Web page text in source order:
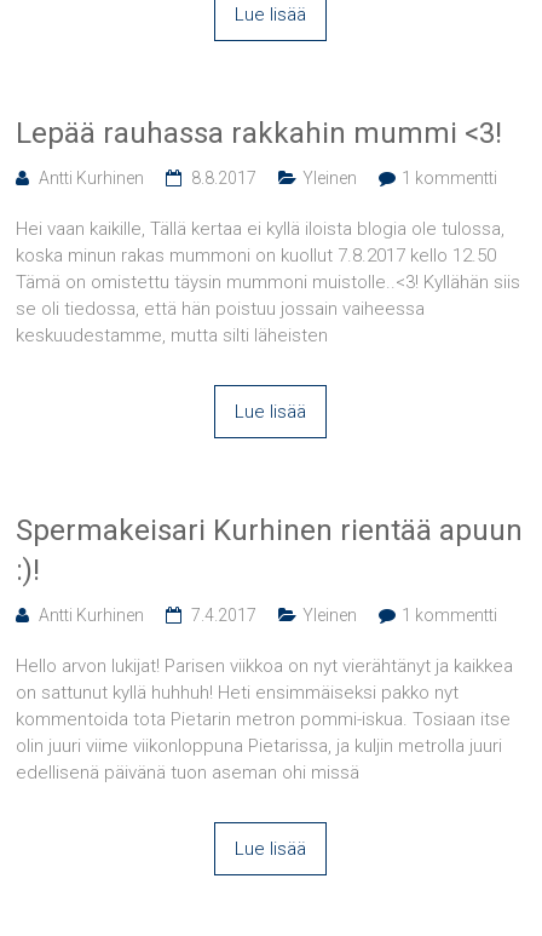
Lue lisää
Lepää rauhassa rakkahin mummi <3!
Antti Kurhinen 8.8.2017 Yleinen 1 kommentti
Hei vaan kaikille, Tällä kertaa ei kyllä iloista blogia ole tulossa,
koska minun rakas mummoni on kuollut 7.8.2017 kello 12.50
Tämä on omistettu täysin mummoni muistolle..<3! Kyllähän siis
se oli tiedossa, että hän poistuu jossain vaiheessa
keskuudestamme, mutta silti läheisten
Lue lisää
Spermakeisari Kurhinen rientää apuun
:)!
Antti Kurhinen 7.4.2017 Yleinen 1 kommentti
Hello arvon lukijat! Parisen viikkoa on nyt vierähtänyt ja kaikkea
on sattunut kyllä huhhuh! Heti ensimmäiseksi pakko nyt
kommentoida tota Pietarin metron pommi-iskua. Tosiaan itse
olin juuri viime viikonloppuna Pietarissa, ja kuljin metrolla juuri
edellisenä päivänä tuon aseman ohi missä
Lue lisää